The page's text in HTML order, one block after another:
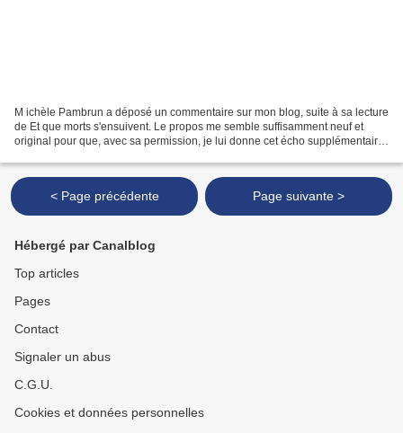
M ichèle Pambrun a déposé un commentaire sur mon blog, suite à sa lecture
de Et que morts s'ensuivent. Le propos me semble suffisamment neuf et
original pour que, avec sa permission, je lui donne cet écho supplémentaire.
< Page précédente Page suivante >
Hébergé par Canalblog
Top articles
Pages
Contact
Signaler un abus
C.G.U.
Cookies et données personnelles